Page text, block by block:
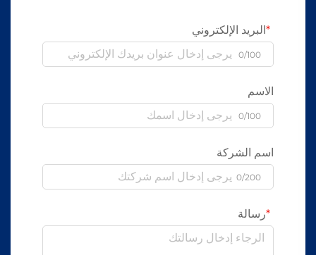
البريد الإلكتروني
0/100
الاسم
0/100
اسم الشركة
0/200
رسالة